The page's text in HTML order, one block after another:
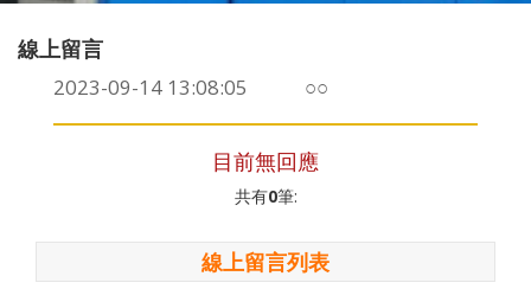
線上留言
2023-09-14 13:08:05 ○○
目前無回應
共有0筆:
線上留言列表